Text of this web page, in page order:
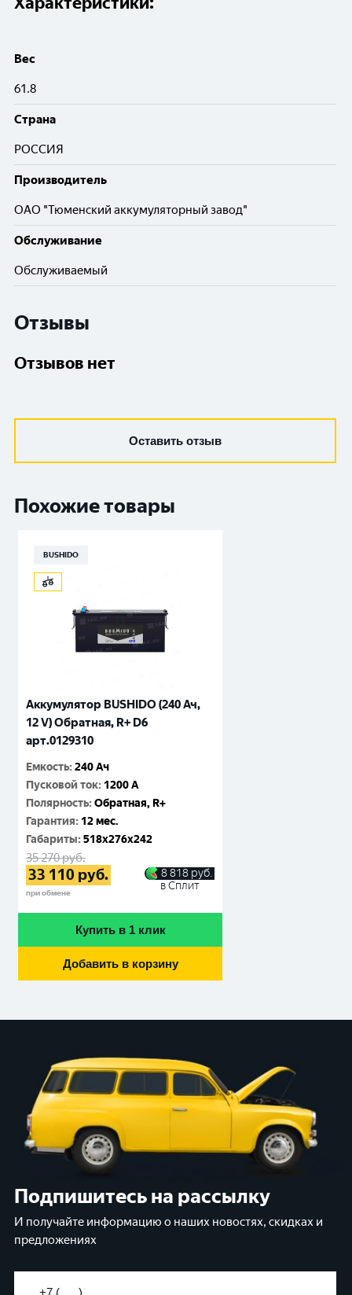
Вес
61.8
Cтрана
РОССИЯ
Производитель
ОАО "Тюменский аккумуляторный завод"
Обслуживание
Обслуживаемый
Отзывы
Отзывов нет
Оставить отзыв
Похожие товары
BUSHIDO
Аккумулятор BUSHIDO (240 Ач,
12 V) Обратная, R+ D6
арт.0129310
Емкость:240 Ач
Пусковой ток: 1200 A
Полярность:Обратная, R+
Гарантия: 12 мес.
Габариты:518x276x242
35 270руб.
33 110 руб.
при обмене
8 818 руб.
в Сплит
Купить в 1 клик
Добавить в корзину
Подпишитесь на рассылку
И получайте информацию о наших новостях, скидках и
предложениях